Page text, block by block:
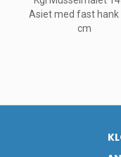
Asiet med fast hank
cm